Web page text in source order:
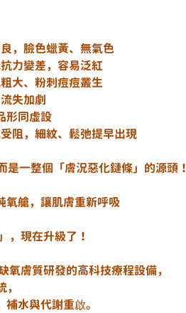
環不良，臉色蠟黃、無氣色
，抵抗力變差，容易泛紅
毛孔粗大、粉刺痘痘叢生
分流失加劇
品形同虛設
生成受阻，細紋、鬆弛提早出現
一整個「膚況惡化鏈條」的源頭！
氧艙，讓肌膚重新呼吸
，現在升級了！
膚質研發的高科技療程設備，
水與代謝重啟。